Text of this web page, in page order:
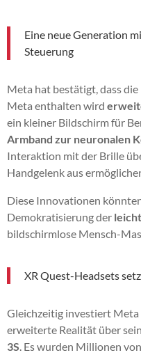
Eine neue Generation
Steuerung
Meta hat bestätigt, dass
Meta enthalten wird
ein kleiner Bildschirm für
Armband zur neuronalen
Interaktion mit der Brille
Handgelenk aus
Diese Innovationen
Demokratisierung der
bildschirmlose Mensch-
XR Quest-Headsets
Gleichzeitig investiert
erweiterte Realität über
3S . Es wurden Millionen